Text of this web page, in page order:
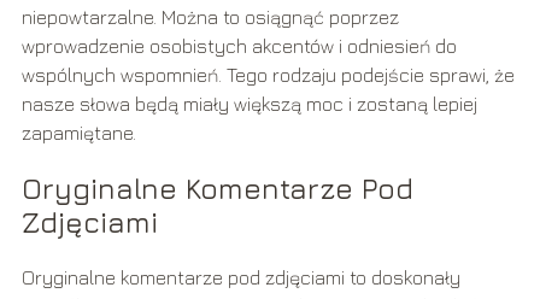
niepowtarzalne. Można to osiągnąć poprzez
wprowadzenie osobistych akcentów i odniesień do
wspólnych wspomnień. Tego rodzaju podejście sprawi, że
nasze słowa będą miały większą moc i zostaną lepiej
zapamiętane.
Oryginalne Komentarze Pod
Zdjęciami
Oryginalne komentarze pod zdjęciami to doskonały